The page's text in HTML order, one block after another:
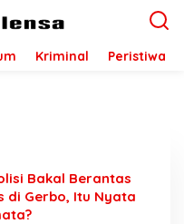
Kriminal Peristiwa
Bakal Berantas
di Gerbo, Itu Nyata